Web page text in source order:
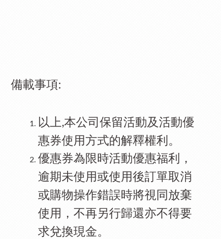
備載事項:
以上,本公司保留活動及活動優
惠券使用方式的解釋權利。
優惠券為限時活動優惠福利，
逾期未使用或使用後訂單取消
或購物操作錯誤時將視同放棄
使用，不再另行歸還亦不得要
求兌換現金。